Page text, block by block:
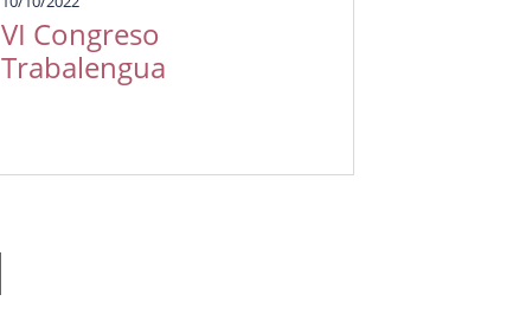
VI Congreso
Trabalengua